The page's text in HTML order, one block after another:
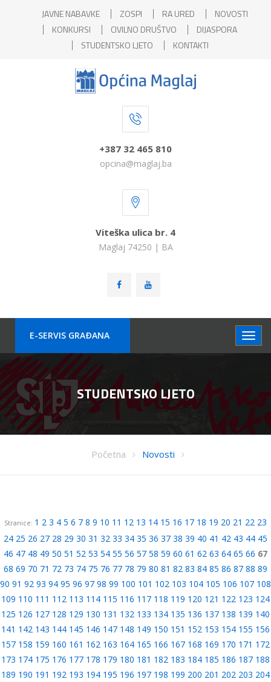
JAVNE NABAVKE ZOSPI RA URED
NOVOSTI
KONKURSI
CIVILNO DRUŠTVO
DIJASPORA
STUDENTSKO LJETO
KONTAKTI
+387 32 465 810
opcina@maglaj.ba
Viteška ulica br. 4
Maglaj 74250 | BA
E-SERVIS GRAÐANA
STUDENTSKO LJETO
Početna Novosti
Stranice: 1 2 3 4 5 6 7 8 9 10 11 12 13 14 15 16 17 18 19 20 21 22 23
24 25 26 27 28 29 30 31 32 33 34 35 36 37 38 39 40 41 42 43 44 45
46 47 48 49 50 51 52 53 54 55 56 57 58 59 60 61 62 63 64 65 66 67
68 69 70 71 72 73 74 75 76 77 78 79 80 81 82 83 84 85 86 87 88 89
90 91 92 93 94 95 96 97 98 99 100 101 102 103 104 105 106 107 108
109 110 111 112 113 114 115 116 117 118 119 120 121 122 123 124
125 126 127 128 129 130 131 132 133 134 135 136 137 138 139 140
141 142 143 144 145 146 147 148 149 150 151 152 153 154 155 156
157 158 159 160 161 162 163 164 165 166 167 168 169 170 171 172
173 174 175 176 177 178 179 180 181 182 183 184 185 186 187 188
189 190 191 192 193 194 195 196 197 198 199 200 201 202 203 204